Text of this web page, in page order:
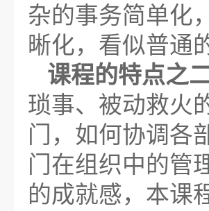
杂的事务简单化
晰化，看似普通
课程的特点之
琐事、被动救火
门，如何协调各
门在组织中的管
的成就感，本课